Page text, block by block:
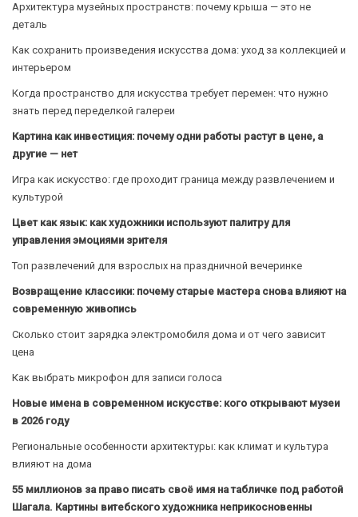
Архитектура музейных пространств: почему крыша — это не
деталь
Как сохранить произведения искусства дома: уход за коллекцией и
интерьером
Когда пространство для искусства требует перемен: что нужно
знать перед переделкой галереи
Картина как инвестиция: почему одни работы растут в цене, а
другие — нет
Игра как искусство: где проходит граница между развлечением и
культурой
Цвет как язык: как художники используют палитру для
управления эмоциями зрителя
Топ развлечений для взрослых на праздничной вечеринке
Возвращение классики: почему старые мастера снова влияют на
современную живопись
Сколько стоит зарядка электромобиля дома и от чего зависит
цена
Как выбрать микрофон для записи голоса
Новые имена в современном искусстве: кого открывают музеи
в 2026 году
Региональные особенности архитектуры: как климат и культура
влияют на дома
55 миллионов за право писать своё имя на табличке под работой
Шагала. Картины витебского художника неприкосновенны